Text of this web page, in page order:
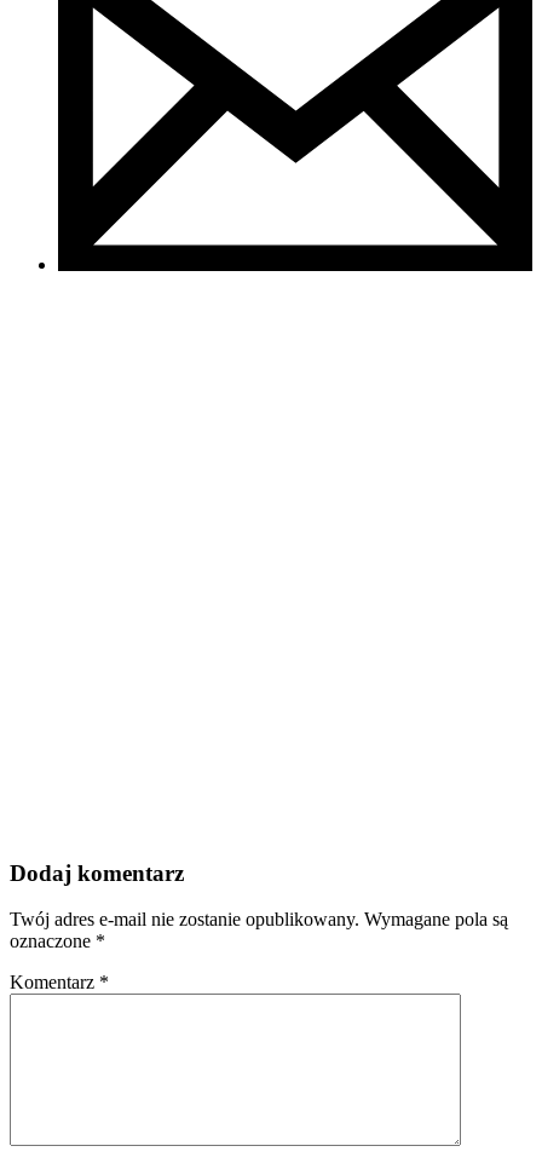
Dodaj komentarz
Twój adres e-mail nie zostanie opublikowany. Wymagane pola są
oznaczone *
Komentarz *